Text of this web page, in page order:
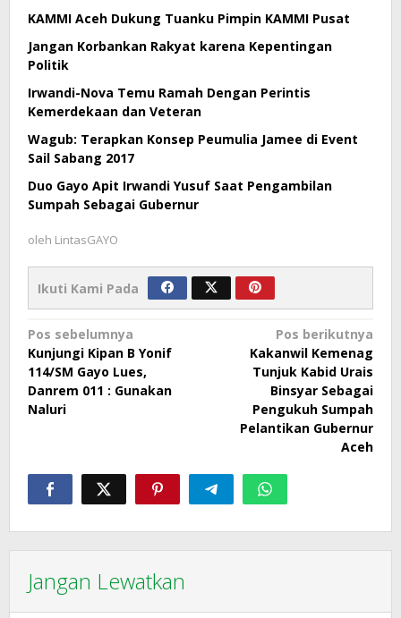
KAMMI Aceh Dukung Tuanku Pimpin KAMMI Pusat
Jangan Korbankan Rakyat karena Kepentingan
Politik
Irwandi-Nova Temu Ramah Dengan Perintis
Kemerdekaan dan Veteran
Wagub: Terapkan Konsep Peumulia Jamee di Event
Sail Sabang 2017
Duo Gayo Apit Irwandi Yusuf Saat Pengambilan
Sumpah Sebagai Gubernur
oleh LintasGAYO
Ikuti Kami Pada
Navigasi
pos
Pos sebelumnya
Kunjungi Kipan B Yonif
114/SM Gayo Lues,
Danrem 011 : Gunakan
Naluri
Pos berikutnya
Kakanwil Kemenag
Tunjuk Kabid Urais
Binsyar Sebagai
Pengukuh Sumpah
Pelantikan Gubernur
Aceh
Jangan Lewatkan